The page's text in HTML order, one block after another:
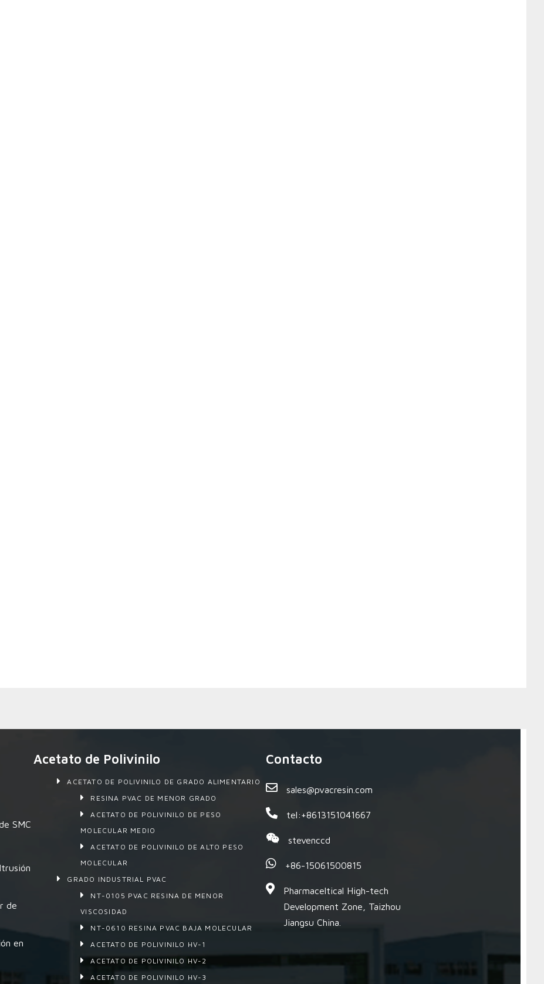
SMC
de
en
Acetato de Polivinilo
ACETATO DE POLIVINILO DE GRADO ALIMENTARIO
RESINA PVAC DE MENOR GRADO
ACETATO DE POLIVINILO DE PESO
MOLECULAR MEDIO
ACETATO DE POLIVINILO DE ALTO PESO
MOLECULAR
GRADO INDUSTRIAL PVAC
NT-0105 PVAC RESINA DE MENOR
VISCOSIDAD
NT-0610 RESINA PVAC BAJA MOLECULAR
ACETATO DE POLIVINILO HV-1
ACETATO DE POLIVINILO HV-2
ACETATO DE POLIVINILO HV-3
Contacto
sales@pvacresin.com
tel:+8613151041667
stevenccd
+86-15061500815
Pharmaceltical High-tech
Development Zone, Taizhou
Jiangsu China.